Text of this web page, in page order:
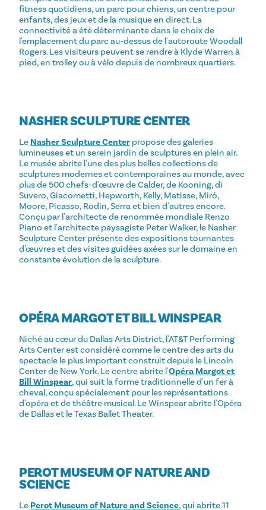
fitness quotidiens, un parc pour chiens, un centre pour
enfants, des jeux et de la musique en direct. La
connectivité a été déterminante dans le choix de
l'emplacement du parc au-dessus de l'autoroute Woodall
Rogers. Les visiteurs peuvent se rendre à Klyde Warren à
pied, en trolley ou à vélo depuis de nombreux quartiers.
NASHER SCULPTURE CENTER
Le Nasher Sculpture Center propose des galeries
lumineuses et un serein jardin de sculptures en plein air.
Le musée abrite l'une des plus belles collections de
sculptures modernes et contemporaines au monde, avec
plus de 500 chefs-d'œuvre de Calder, de Kooning, di
Suvero, Giacometti, Hepworth, Kelly, Matisse, Miró,
Moore, Picasso, Rodin, Serra et bien d'autres encore.
Conçu par l'architecte de renommée mondiale Renzo
Piano et l'architecte paysagiste Peter Walker, le Nasher
Sculpture Center présente des expositions tournantes
d'œuvres et des visites guidées axées sur le domaine en
constante évolution de la sculpture.
OPÉRA MARGOT ET BILL WINSPEAR
Niché au cœur du Dallas Arts District, l'AT&T Performing
Arts Center est considéré comme le centre des arts du
spectacle le plus important construit depuis le Lincoln
Center de New York. Le centre abrite l'Opéra Margot et
Bill Winspear, qui suit la forme traditionnelle d'un fer à
cheval, conçu spécialement pour les représentations
d'opéra et de théâtre musical. Le Winspear abrite l'Opéra
de Dallas et le Texas Ballet Theater.
PEROT MUSEUM OF NATURE AND
SCIENCE
Le Perot Museum of Nature and Science, qui abrite 11